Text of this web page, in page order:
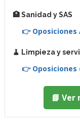
🏥 Sanidad y SAS
👉 Oposiciones
🧹 Limpieza y
👉 Oposiciones
📘 Ver